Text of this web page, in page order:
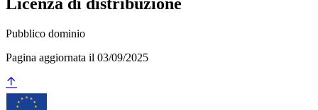
Licenza di distribuzione
Pubblico dominio
Pagina aggiornata il 03/09/2025